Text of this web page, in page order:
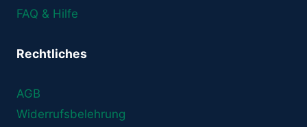
FAQ & Hilfe
Rechtliches
AGB
Widerrufsbelehrung